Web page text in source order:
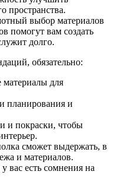
пространства.
выбор материалов
помогут вам создать
долго.
обязательно:
материалы для
планирования и
и покраски, чтобы
сможет выдержать, в
и материалов.
вас есть сомнения на